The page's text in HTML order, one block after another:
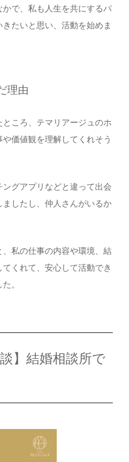
で、私も人生を共にするパ
たいと思い、活動を始めま
理由
ころ、テマリアージュのホ
価値観を理解してくれそう
グアプリなどと違って出会
したし、仲人さんがいるか
私の仕事の内容や環境、結
くれて、安心して活動でき
。
】結婚相談所で